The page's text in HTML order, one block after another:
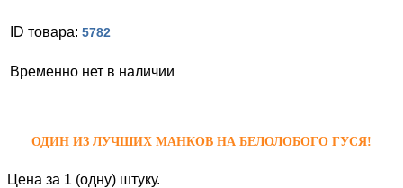
ID товара: 5782
Временно нет в наличии
ОДИН ИЗ ЛУЧШИХ МАНКОВ НА БЕЛОЛОБОГО ГУСЯ!
Цена за 1 (одну) штуку.